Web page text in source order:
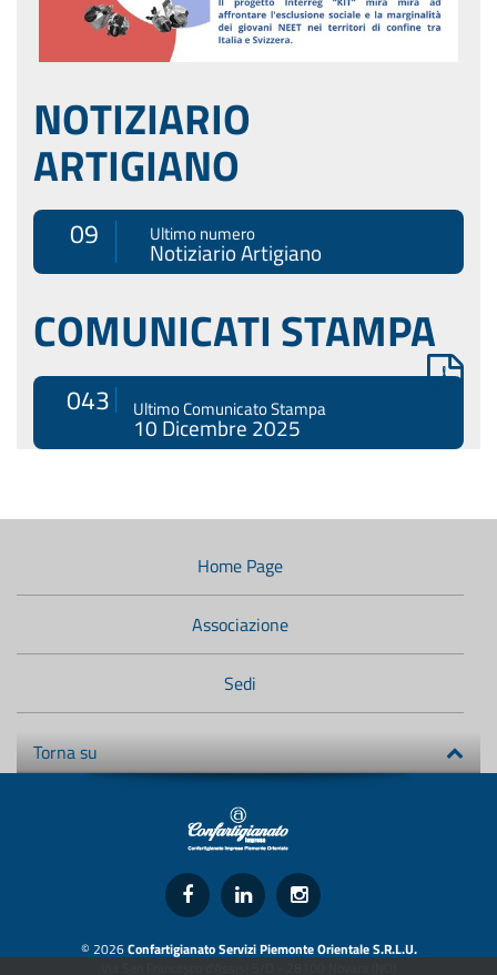
NOTIZIARIO
ARTIGIANO
09 Ultimo numero
Notiziario Artigiano
COMUNICATI STAMPA
043 Ultimo Comunicato Stampa
10 Dicembre 2025
Home Page
Associazione
Sedi
Torna su
© 2026Confartigianato Servizi Piemonte Orientale S.R.L.U.